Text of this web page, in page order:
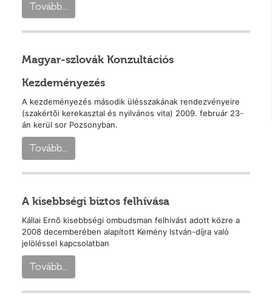
Tovább...
Magyar-szlovák Konzultációs
Kezdeményezés
A kezdeményezés második ülésszakának rendezvényeire
(szakértõi kerekasztal és nyilvános vita) 2009. február 23-
án kerül sor Pozsonyban.
Tovább...
A kisebbségi biztos felhívása
Kállai Ernõ kisebbségi ombudsman felhívást adott közre a
2008 decemberében alapított Kemény István-díjra való
jelöléssel kapcsolatban
Tovább...